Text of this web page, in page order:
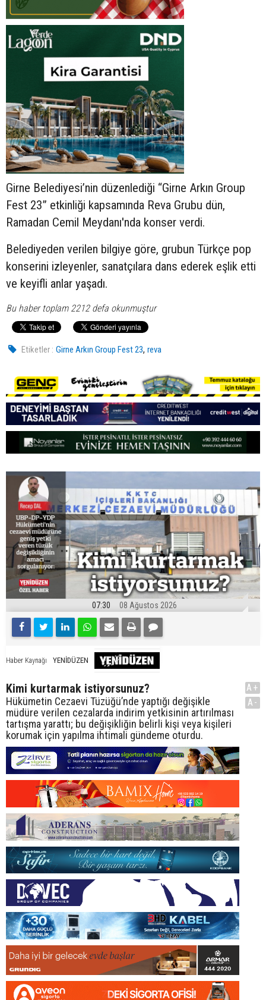
Girne Belediyesi’nin düzenlediği “Girne Arkın Group
Fest 23” etkinliği kapsamında Reva Grubu dün,
Ramadan Cemil Meydanı'nda konser verdi.
Belediyeden verilen bilgiye göre, grubun Türkçe pop
konserini izleyenler, sanatçılara dans ederek eşlik etti
ve keyifli anlar yaşadı.
Bu haber toplam 2212 defa okunmuştur
Etiketler : Girne Arkın Group Fest 23,reva
07:30 08 Ağustos 2026
Haber Kaynağı YENİDÜZEN
Kimi kurtarmak istiyorsunuz?
Hükümetin Cezaevi Tüzüğü’nde yaptığı değişikle
müdüre verilen cezalarda indirim yetkisinin artırılması
tartışma yarattı; bu değişikliğin belirli kişi veya kişileri
korumak için yapılma ihtimali gündeme oturdu.
A+
A-